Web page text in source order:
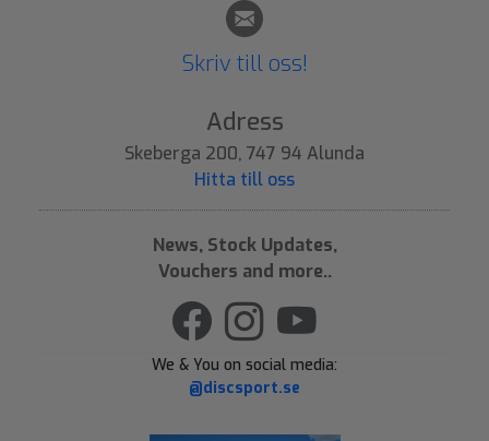
Skriv till oss!
Adress
Skeberga 200, 747 94 Alunda
Hitta till oss
News, Stock Updates,
Vouchers and more..
We & You on social media:
@discsport.se